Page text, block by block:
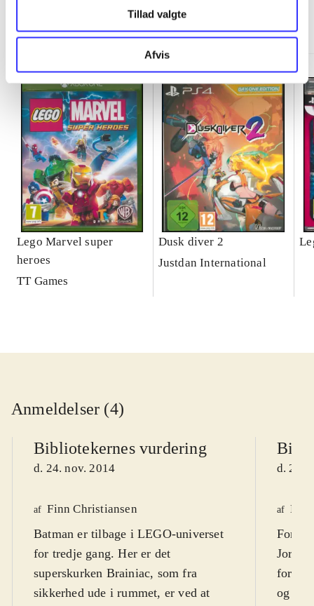
Tillad valgte
Afvis
Lego Marvel super
heroes
TT Games
Dusk diver 2
Justdan International
Anmeldelser (4)
Bibliotekernes vurdering
d. 24. nov. 2014
af Finn Christiansen
Batman er tilbage i LEGO-universet
for tredje gang. Her er det
superskurken Brainiac, som fra
sikkerhed ude i rummet, er ved at
d. 24.
af
For at
og slå